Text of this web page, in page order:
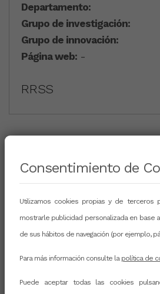
Departamento:
Grupo de investigación:
Grupo de innovación:
Página web: -
RRSS
CURRICULUM
Consentimiento de
Utilizamos cookies propias y de terceros
mostrarle publicidad personalizada en base
de sus hábitos de navegación (por ejemplo,
Para más información consulte la política de
Puede aceptar todas las cookies